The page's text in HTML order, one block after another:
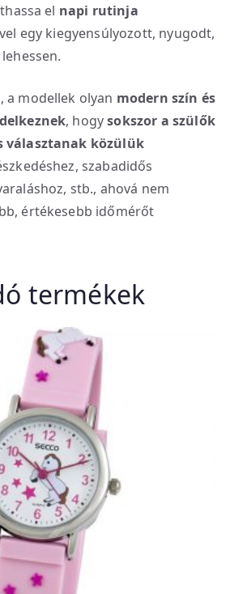
el napi rutinja
egy kiegyensúlyozott, nyugodt,
a modellek olyan modern szín és
, hogysokszor a szülők
választanak közülük
szabadidős
stb., ahová nem
értékesebb időmérőt
termékek